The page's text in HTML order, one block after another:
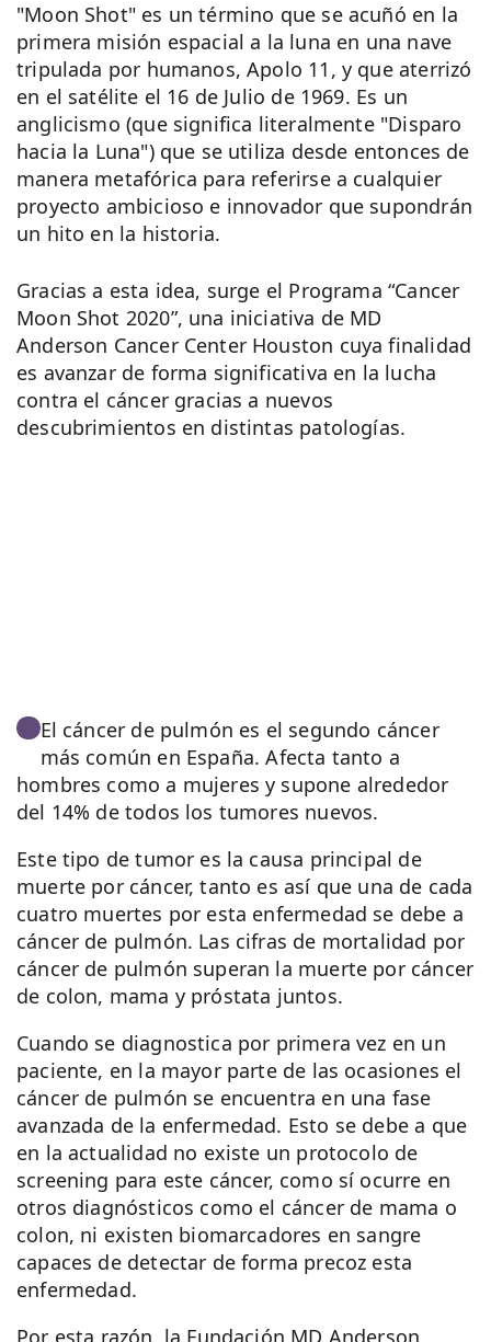
"Moon Shot" es un término que se acuñó en la
primera misión espacial a la luna en una nave
tripulada por humanos, Apolo 11, y que aterrizó
en el satélite el 16 de Julio de 1969. Es un
anglicismo (que significa literalmente "Disparo
hacia la Luna") que se utiliza desde entonces de
manera metafórica para referirse a cualquier
proyecto ambicioso e innovador que supondrán
un hito en la historia.
Gracias a esta idea, surge el Programa “Cancer
Moon Shot 2020”, una iniciativa de MD
Anderson Cancer Center Houston cuya finalidad
es avanzar de forma significativa en la lucha
contra el cáncer gracias a nuevos
descubrimientos en distintas patologías.
El cáncer de pulmón es el segundo cáncer
más común en España. Afecta tanto a
hombres como a mujeres y supone alrededor
del 14% de todos los tumores nuevos.
Este tipo de tumor es la causa principal de
muerte por cáncer, tanto es así que una de cada
cuatro muertes por esta enfermedad se debe a
cáncer de pulmón. Las cifras de mortalidad por
cáncer de pulmón superan la muerte por cáncer
de colon, mama y próstata juntos.
Cuando se diagnostica por primera vez en un
paciente, en la mayor parte de las ocasiones el
cáncer de pulmón se encuentra en una fase
avanzada de la enfermedad. Esto se debe a que
en la actualidad no existe un protocolo de
screening para este cáncer, como sí ocurre en
otros diagnósticos como el cáncer de mama o
colon, ni existen biomarcadores en sangre
capaces de detectar de forma precoz esta
enfermedad.
Por esta razón, la Fundación MD Anderson